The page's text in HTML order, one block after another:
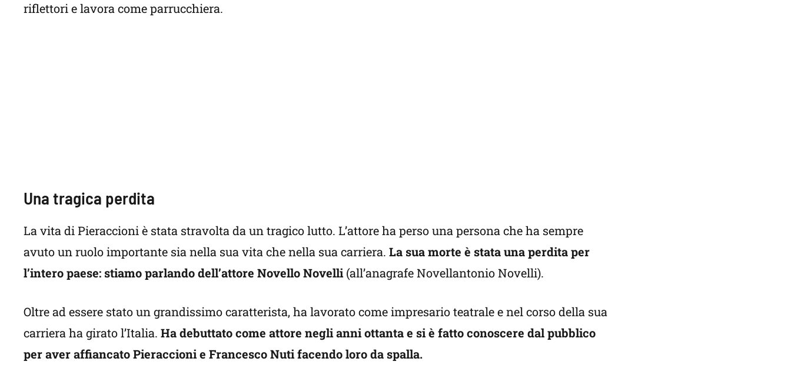
riflettori e lavora come parrucchiera.
Una tragica perdita
La vita di Pieraccioni è stata stravolta da un tragico lutto. L’attore ha perso una persona che ha sempre
avuto un ruolo importante sia nella sua vita che nella sua carriera. La sua morte è stata una perdita per
l’intero paese: stiamo parlando dell’attore Novello Novelli(all’anagrafe Novellantonio Novelli).
Oltre ad essere stato un grandissimo caratterista, ha lavorato come impresario teatrale e nel corso della sua
carriera ha girato l’Italia. Ha debuttato come attore negli anni ottanta e si è fatto conoscere dal pubblico
per aver affiancato Pieraccioni e Francesco Nuti facendo loro da spalla.